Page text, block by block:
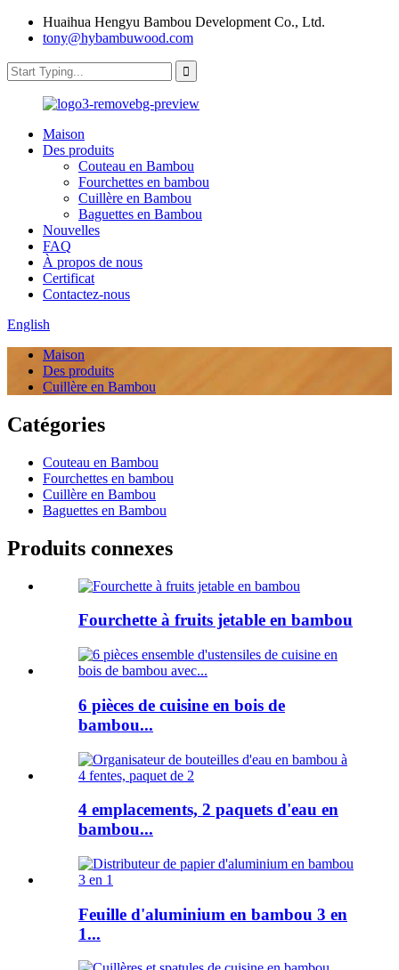
Huaihua Hengyu Bambou Development Co., Ltd.
tony@hybambuwood.com
Maison
Des produits
Couteau en Bambou
Fourchettes en bambou
Cuillère en Bambou
Baguettes en Bambou
Nouvelles
FAQ
À propos de nous
Certificat
Contactez-nous
English
Maison
Des produits
Cuillère en Bambou
Catégories
Couteau en Bambou
Fourchettes en bambou
Cuillère en Bambou
Baguettes en Bambou
Produits connexes
Fourchette à fruits jetable en bambou
6 pièces de cuisine en bois de
bambou...
4 emplacements, 2 paquets d'eau en
bambou...
Feuille d'aluminium en bambou 3 en
1...